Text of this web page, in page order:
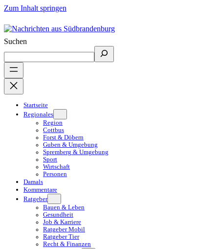
Zum Inhalt springen
Suchen
Startseite
Regionales
Region
Cottbus
Forst & Döbern
Guben & Umgebung
Spremberg & Umgebung
Sport
Wirtschaft
Personen
Damals
Kommentare
Ratgeber
Bauen & Leben
Gesundheit
Job & Karriere
Ratgeber Mobil
Ratgeber Tier
Recht & Finanzen